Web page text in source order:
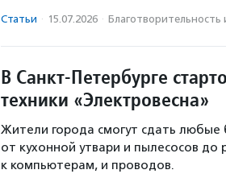
Статьи · 15.07.2026 ·
В Санкт-Петербурге
техники «Электровесна»
Жители города смогут сдать
от кухонной утвари и пылесосов
к компьютерам, и проводов.